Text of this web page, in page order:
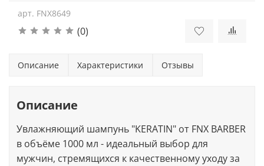
арт. FNX8649
(0)
Описание Характеристики Отзывы
Описание
Увлажняющий шампунь "KERATIN" от FNX BARBER
в объёме 1000 мл - идеальный выбор для
мужчин, стремящихся к качественному уходу за